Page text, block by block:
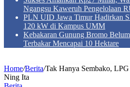
Ngangsu Kaweruh Pengelolaan
PLN UID Jawa Timur Hadirkan
120 kW di Kampus UMM
Kebakaran Gunung Bromo
Terbakar Mencapai 10 Hektare
Home/Berita/Tak Hanya Sembako,
Ning Ita